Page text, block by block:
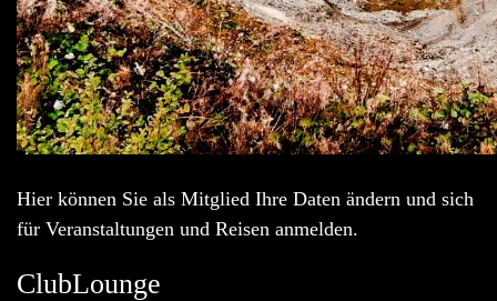
Hier können Sie als Mitglied Ihre Daten ändern und sich
für Veranstaltungen und Reisen anmelden.
ClubLounge